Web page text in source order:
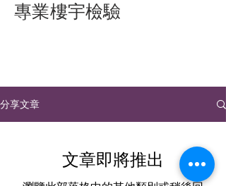
​專業樓宇檢驗
分享文章
文章即將推出